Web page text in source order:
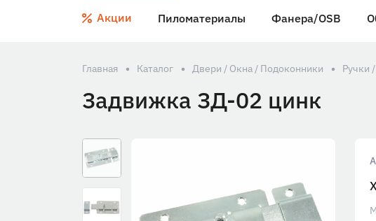
Акции Пиломатериалы Фанера/OSB
Главная Каталог Двери / Окна / Подоконники Ручки
Задвижка ЗД-02 цинк